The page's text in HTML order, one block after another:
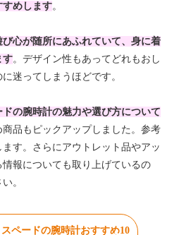
すめします。
び心が随所にあふれていて、身に着
す。デザイン性もあってどれもおし
迷ってしまうほどです。
の腕時計の魅力や選び方について
品もピックアップしました。参考
す。さらにアウトレット品やアッ
報についても取り上げているの
。
ペードの腕時計おすすめ10